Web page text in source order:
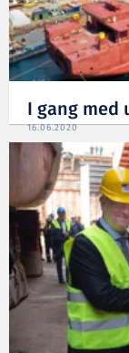
I gang med
16.06.2020